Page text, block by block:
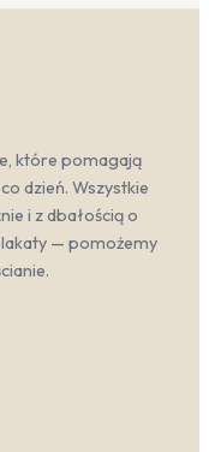
które pomagają
dzień. Wszystkie
i z dbałością o
— pomożemy